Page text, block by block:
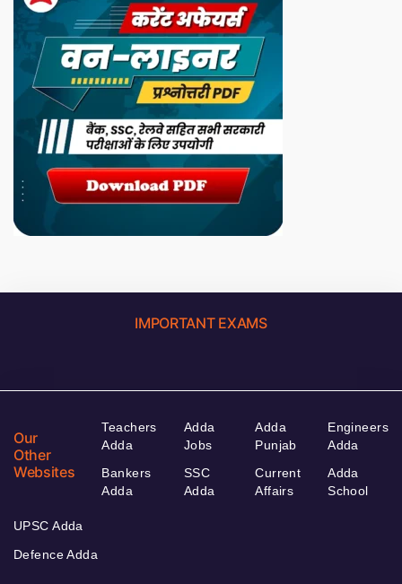
IMPORTANT EXAMS
Our
Other
Websites
Teachers
Adda
Bankers
Adda
Adda
Jobs
SSC
Adda
Adda
Punjab
Current
Affairs
Engineers
Adda
Adda
School
UPSC Adda
Defence Adda